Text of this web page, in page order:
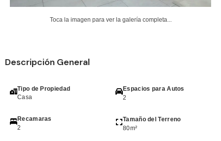
Toca la imagen para ver la galería completa...
Descripción General
Tipo de Propiedad
Casa
Recamaras
2
Espacios para Autos
2
Tamaño del Terreno
80m²